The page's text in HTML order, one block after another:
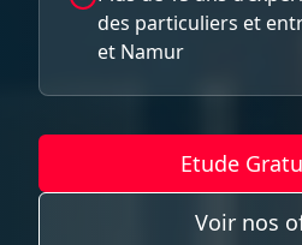
des particuliers et
et Namur
Etude
Voir nos